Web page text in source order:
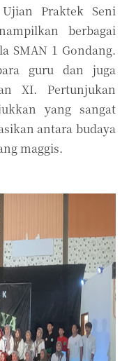
Ujian Praktek Seni
berbagai
SMAN 1 Gondang.
guru dan juga
XI. Pertunjukan
yang sangat
antara budaya
maggis.